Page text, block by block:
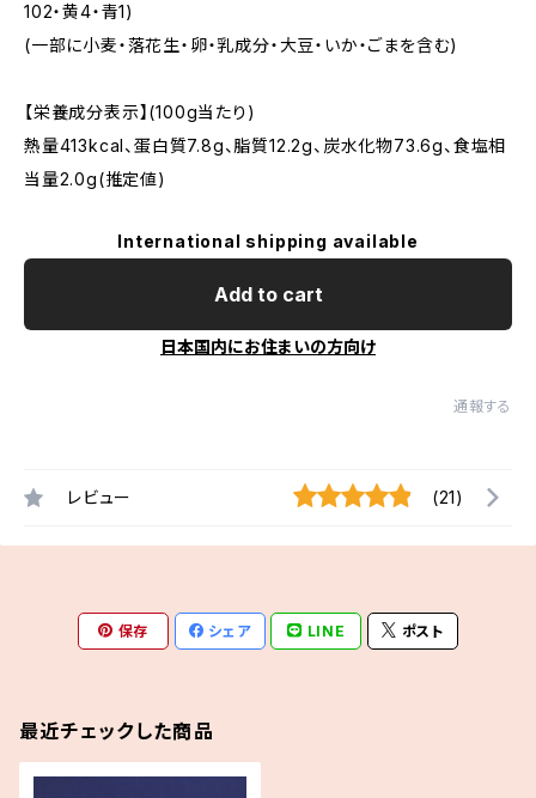
102・黄4・青1)
(一部に小麦・落花生・卵・乳成分・大豆・いか・ごまを含む)
【栄養成分表示】(100g当たり)
熱量413kcal、蛋白質7.8g、脂質12.2g、炭水化物73.6g、食塩相
当量2.0g(推定値)
International shipping available
Add to cart
日本国内にお住まいの方向け
通報する
レビュー (21)
保存 シェア LINE ポスト
最近チェックした商品